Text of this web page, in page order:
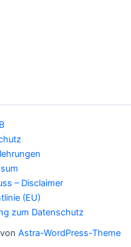
– Disclaimer
(EU)
zum Datenschutz
Astra-WordPress-Theme